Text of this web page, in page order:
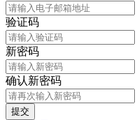
验证码
新密码
确认新密码